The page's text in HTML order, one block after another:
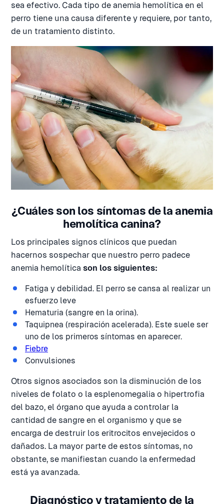
sea efectivo. Cada tipo de anemia hemolítica en el
perro tiene una causa diferente y requiere, por tanto,
de un tratamiento distinto.
¿Cuáles son los síntomas de la anemia
hemolítica canina?
Los principales signos clínicos que puedan
hacernos sospechar que nuestro perro padece
anemia hemolítica son los siguientes:
Fatiga y debilidad. El perro se cansa al realizar un
esfuerzo leve
Hematuria (sangre en la orina).
Taquipnea (respiración acelerada). Este suele ser
uno de los primeros síntomas en aparecer.
Fiebre
Convulsiones
Otros signos asociados son la disminución de los
niveles de folato o la esplenomegalia o hipertrofia
del bazo, el órgano que ayuda a controlar la
cantidad de sangre en el organismo y que se
encarga de destruir los eritrocitos envejecidos o
dañados. La mayor parte de estos síntomas, no
obstante, se manifiestan cuando la enfermedad
está ya avanzada.
Diagnóstico y tratamiento de la